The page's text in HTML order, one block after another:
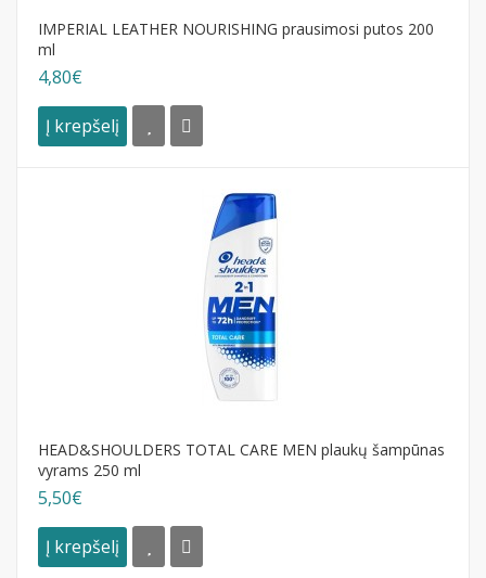
IMPERIAL LEATHER NOURISHING prausimosi putos 200
ml
4,80€
Į krepšelį
HEAD&SHOULDERS TOTAL CARE MEN plaukų šampūnas
vyrams 250 ml
5,50€
Į krepšelį